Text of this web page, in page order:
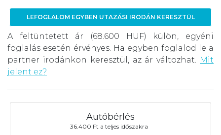
LEFOGLALOM EGYBEN UTAZÁSI IRODÁN KERESZTÜL
A feltüntetett ár (68.600 HUF) külön, egyéni
foglalás esetén érvényes. Ha egyben foglalod le a
partner irodánkon keresztül, az ár változhat.
Mit
jelent ez?
Autóbérlés
36.400 Ft a teljes időszakra